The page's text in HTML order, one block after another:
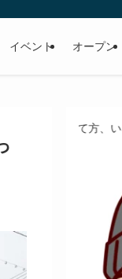
イベント オープン
、いないかな？？